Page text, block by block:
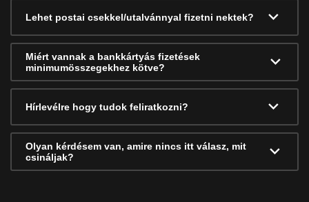
Lehet postai csekkel/utalvánnyal fizetni nektek?
Miért vannak a bankkártyás fizetések
minimumösszegekhez kötve?
Hírlevélre hogy tudok feliratkozni?
Olyan kérdésem van, amire nincs itt válasz, mit
csináljak?